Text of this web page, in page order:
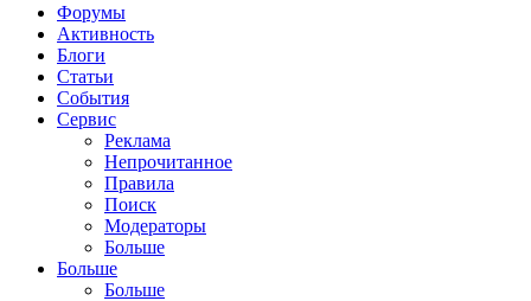
Форумы
Активность
Блоги
Статьи
События
Сервис
Реклама
Непрочитанное
Правила
Поиск
Модераторы
Больше
Больше
Больше